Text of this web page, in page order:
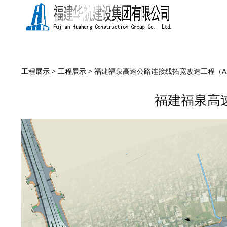
福建福泉高速公路连
工程展示 > 工程展示 > 福建福泉高速公路连接线拓宽改造工程（
福建福泉高